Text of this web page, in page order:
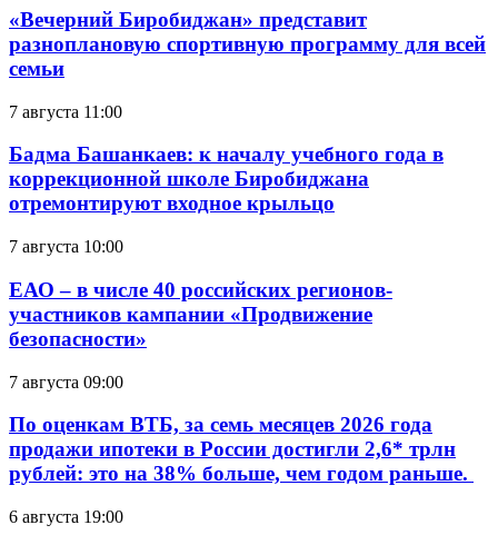
«Вечерний Биробиджан» представит
разноплановую спортивную программу для всей
семьи
7 августа 11:00
Бадма Башанкаев: к началу учебного года в
коррекционной школе Биробиджана
отремонтируют входное крыльцо
7 августа 10:00
ЕАО – в числе 40 российских регионов-
участников кампании «Продвижение
безопасности»
7 августа 09:00
По оценкам ВТБ, за семь месяцев 2026 года
продажи ипотеки в России достигли 2,6* трлн
рублей: это на 38% больше, чем годом раньше.
6 августа 19:00